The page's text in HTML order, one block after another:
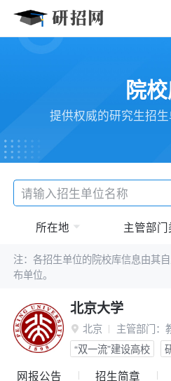
院
提供权威的研究生招
所在地 主管部门
注：各招生单位的院校库信息由其
布单位。
北京大学
 北京 主管部门：
“双一流”建设高校
网报公告 招生简章